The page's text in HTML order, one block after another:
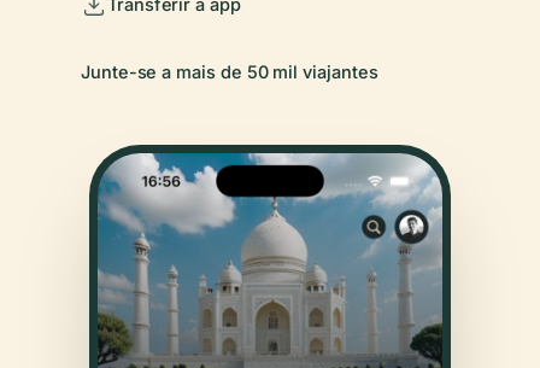
Junte-se a mais de 50 mil viajantes